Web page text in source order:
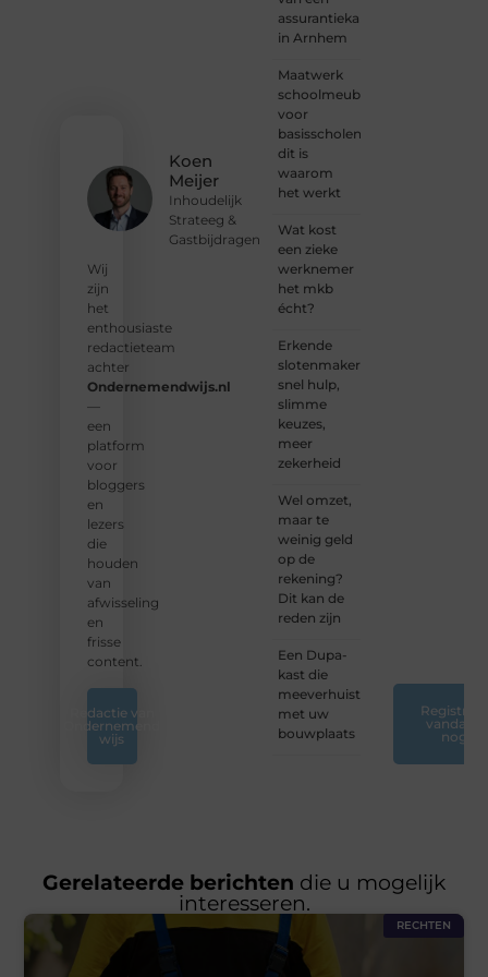
Koen
Meijer
Inhoudelijk
Strateeg &
Gastbijdragen
Wij
zijn
het
enthousiaste
redactieteam
achter
Ondernemendwijs.nl
—
een
platform
voor
bloggers
en
lezers
die
houden
van
afwisseling
en
frisse
content.
Redactie van
Ondernemend
wijs
assurantiekantoor
in Arnhem
Maatwerk
schoolmeubilair
voor
basisscholen:
dit is
waarom
het werkt
Wat kost
een zieke
werknemer
het mkb
écht?
Erkende
slotenmakers:
snel hulp,
slimme
keuzes,
meer
zekerheid
Wel omzet,
maar te
weinig geld
op de
rekening?
Dit kan de
reden zijn
Een Dupa-
kast die
meeverhuist
met uw
bouwplaats
Registreer
vandaag
nog
Gerelateerde berichten die u mogelijk
interesseren.
RECHTEN